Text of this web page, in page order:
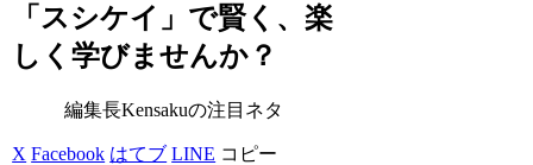
「スシケイ」で賢く、楽
しく学びませんか？
編集長Kensakuの注目ネタ
X Facebook はてブ LINE コピー